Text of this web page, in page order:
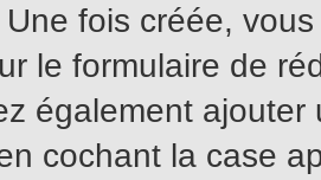
Une fois créée,
le formulaire de
également
cochant la case